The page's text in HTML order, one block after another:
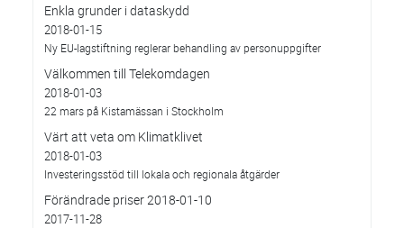
Enkla grunder i dataskydd
2018-01-15
Ny EU-lagstiftning reglerar behandling av personuppgifter
Välkommen till Telekomdagen
2018-01-03
22 mars på Kistamässan i Stockholm
Värt att veta om Klimatklivet
2018-01-03
Investeringsstöd till lokala och regionala åtgärder
Förändrade priser 2018-01-10
2017-11-28